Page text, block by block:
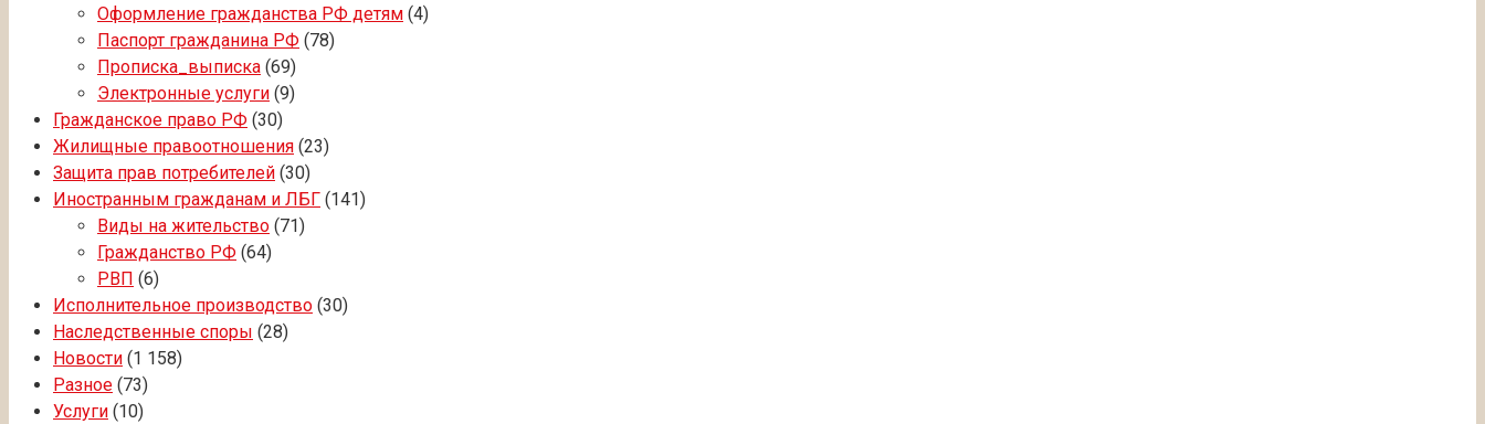
Оформление гражданства РФ детям (4)
Паспорт гражданина РФ (78)
Прописка_выписка (69)
Электронные услуги (9)
Гражданское право РФ (30)
Жилищные правоотношения (23)
Защита прав потребителей (30)
Иностранным гражданам и ЛБГ (141)
Виды на жительство (71)
Гражданство РФ (64)
РВП (6)
Исполнительное производство (30)
Наследственные споры (28)
Новости (1 158)
Разное (73)
Услуги (10)